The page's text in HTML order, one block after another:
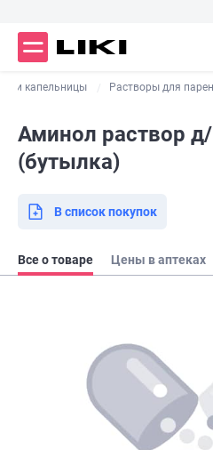
и капельницы Растворы для
Аминол раствор
(бутылка)
В список покупок
Все о товаре Цены в аптеках